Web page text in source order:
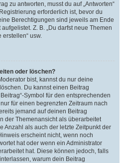
zu antworten, musst du auf „Antworten“
erforderlich ist, bevor du
Berechtigungen sind jeweils am Ende
Z. B. „Du darfst neue Themen
erstellen“ usw.
oder löschen?
bist, kannst du nur deine
Du kannst einen Beitrag
Symbol für den entsprechenden
für einen begrenzten Zeitraum nach
jemand auf deinen Beitrag
der Themenansicht als überarbeitet
Anzahl als auch der letzte Zeitpunkt der
erscheint nicht, wenn noch
hat oder wenn ein Administrator
hat. Diese können jedoch, falls
warum dein Beitrag